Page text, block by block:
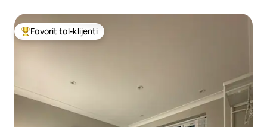
Wieħed mill-aqwa favoriti tal-klijenti
Favorit tal-klijenti